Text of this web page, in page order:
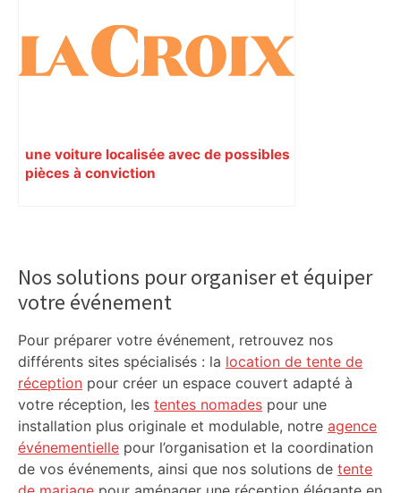
une voiture localisée avec de possibles
pièces à conviction
Sidebar
Nos solutions pour organiser et équiper
votre événement
Pour préparer votre événement, retrouvez nos
différents sites spécialisés : la location de tente de
réception pour créer un espace couvert adapté à
votre réception, les tentes nomades pour une
installation plus originale et modulable, notre agence
événementielle pour l’organisation et la coordination
de vos événements, ainsi que nos solutions de tente